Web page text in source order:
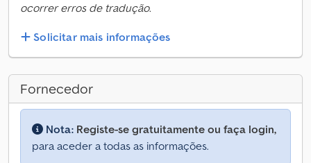
ocorrer erros de tradução.
Solicitar mais informações
Fornecedor
Nota: Registe-se gratuitamente ou faça login,
para aceder a todas as informações.